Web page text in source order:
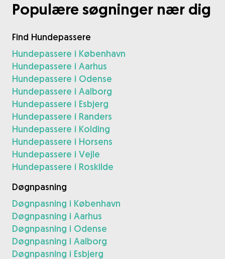
Populære søgninger nær dig
Find Hundepassere
Hundepassere i København
Hundepassere i Aarhus
Hundepassere i Odense
Hundepassere i Aalborg
Hundepassere i Esbjerg
Hundepassere i Randers
Hundepassere i Kolding
Hundepassere i Horsens
Hundepassere i Vejle
Hundepassere i Roskilde
Døgnpasning
Døgnpasning i København
Døgnpasning i Aarhus
Døgnpasning i Odense
Døgnpasning i Aalborg
Døgnpasning i Esbjerg